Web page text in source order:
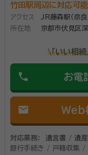
竹田駅周辺に対応可能
アクセス
JR藤森駅（奈
す】
所在地 京都市伏見区
\「いい相
phone お電
mail Web
対応業務：
遺言書 / 遺
銀行手続き / 戸籍収集 /